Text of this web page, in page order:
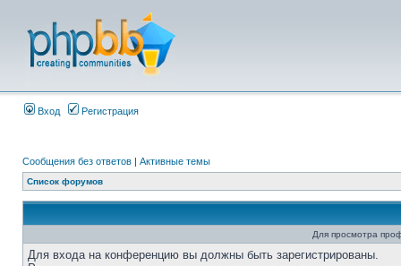
Вход Регистрация
Сообщения без ответов | Активные темы
Список форумов
Для просмотра
Для входа на конференцию вы должны быть зарегистрированы.